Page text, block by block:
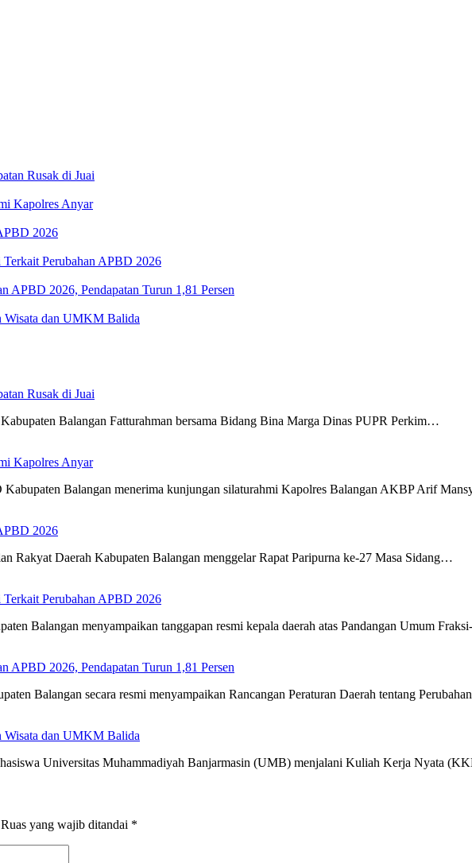
Rusak di Juai
Kapolres Anyar
2026
Terkait Perubahan APBD 2026
APBD 2026, Pendapatan Turun 1,81 Persen
Wisata dan UMKM Balida
Rusak di Juai
Balangan Fatturahman bersama Bidang Bina Marga Dinas PUPR Perkim…
Kapolres Anyar
Balangan menerima kunjungan silaturahmi Kapolres Balangan AKBP Arif
2026
Rakyat Daerah Kabupaten Balangan menggelar Rapat Paripurna ke-27 Masa Sidang…
Terkait Perubahan APBD 2026
Balangan menyampaikan tanggapan resmi kepala daerah atas Pandangan Umum
APBD 2026, Pendapatan Turun 1,81 Persen
Balangan secara resmi menyampaikan Rancangan Peraturan Daerah tentang
Wisata dan UMKM Balida
Universitas Muhammadiyah Banjarmasin (UMB) menjalani Kuliah Kerja Nyata
Ruas yang wajib ditandai *